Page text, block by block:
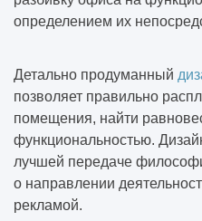
определением их
Детально продуманный
позволяет правильно
помещения, найти
функциональностью.
лучшей передаче
о направлении
рекламой.